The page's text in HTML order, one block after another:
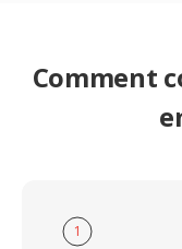
Comment
1